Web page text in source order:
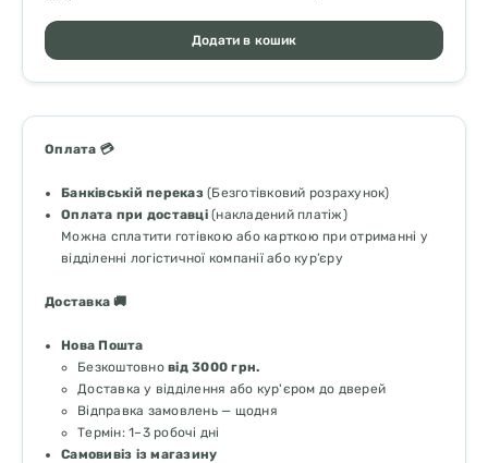
Додати в кошик
Оплата 💳
Банківській переказ(Безготівковий розрахунок)
Оплата при доставці(накладений платіж)
Можна сплатити готівкою або карткою при отриманні у
відділенні логістичної компанії або кур’єру
Доставка 🚚
Нова Пошта
Безкоштовно від 3000 грн.
Доставка у відділення або кур'єром до дверей
Відправка замовлень — щодня
Термін: 1–3 робочі дні
Самовивіз із магазину